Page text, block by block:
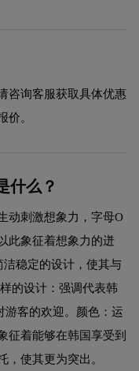
咨询客服获取具体优惠
价。
什么？
动刺激想象力，字母O
此象征着想象力的迸
洁稳定的设计，使其与
的设计：强调代表韩
游客的欢迎。颜色：运
征着能够在韩国享受到
，使其更为突出。